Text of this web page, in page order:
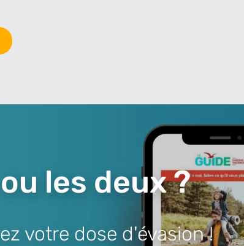
les deux ?
votre dose d'évasion !